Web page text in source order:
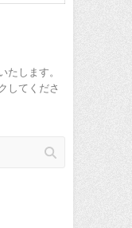
します。
してくださ